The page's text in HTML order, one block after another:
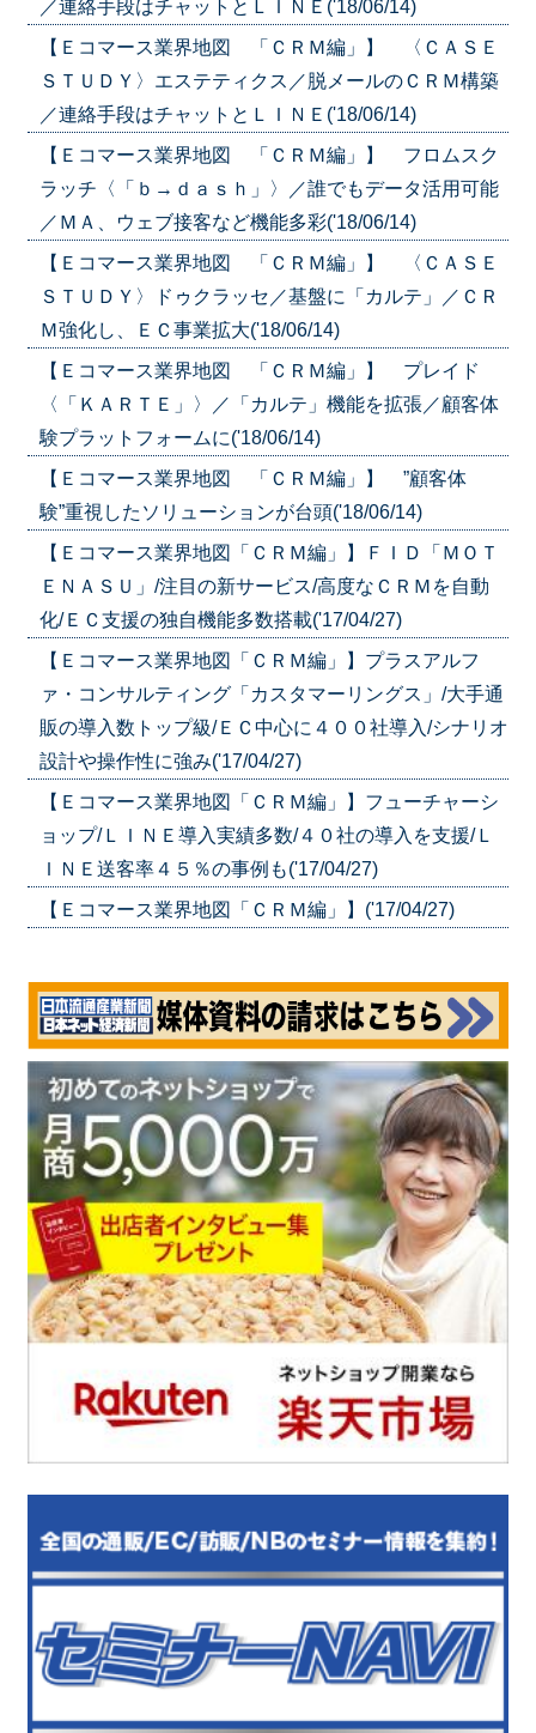
／連絡手段はチャットとＬＩＮＥ('18/06/14)
【Ｅコマース業界地図 「ＣＲＭ編」】 〈ＣＡＳＥ
ＳＴＵＤＹ〉エステティクス／脱メールのＣＲＭ構築
／連絡手段はチャットとＬＩＮＥ('18/06/14)
【Ｅコマース業界地図 「ＣＲＭ編」】 フロムスク
ラッチ〈「ｂ→ｄａｓｈ」〉／誰でもデータ活用可能
／ＭＡ、ウェブ接客など機能多彩('18/06/14)
【Ｅコマース業界地図 「ＣＲＭ編」】 〈ＣＡＳＥ
ＳＴＵＤＹ〉ドゥクラッセ／基盤に「カルテ」／ＣＲ
Ｍ強化し、ＥＣ事業拡大('18/06/14)
【Ｅコマース業界地図 「ＣＲＭ編」】 プレイド
〈「ＫＡＲＴＥ」〉／「カルテ」機能を拡張／顧客体
験プラットフォームに('18/06/14)
【Ｅコマース業界地図 「ＣＲＭ編」】 ”顧客体
験”重視したソリューションが台頭('18/06/14)
【Ｅコマース業界地図「ＣＲＭ編」】ＦＩＤ「ＭＯＴ
ＥＮＡＳＵ」/注目の新サービス/高度なＣＲＭを自動
化/ＥＣ支援の独自機能多数搭載('17/04/27)
【Ｅコマース業界地図「ＣＲＭ編」】プラスアルフ
ァ・コンサルティング「カスタマーリングス」/大手通
販の導入数トップ級/ＥＣ中心に４００社導入/シナリオ
設計や操作性に強み('17/04/27)
【Ｅコマース業界地図「ＣＲＭ編」】フューチャーシ
ョップ/ＬＩＮＥ導入実績多数/４０社の導入を支援/Ｌ
ＩＮＥ送客率４５％の事例も('17/04/27)
【Ｅコマース業界地図「ＣＲＭ編」】('17/04/27)